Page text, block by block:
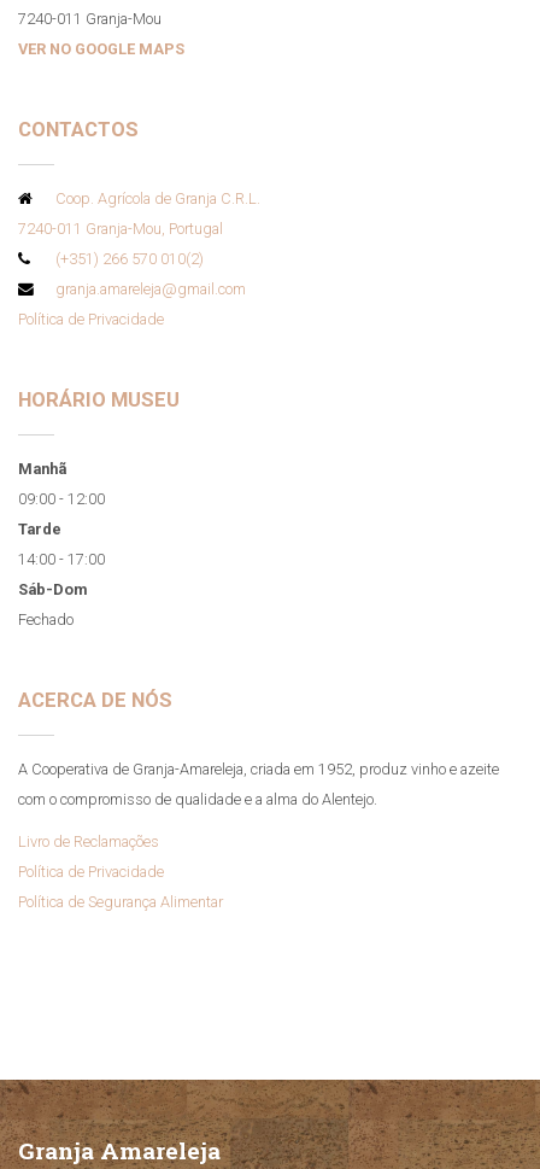
7240-011 Granja-Mou
VER NO GOOGLE MAPS
CONTACTOS
Coop. Agrícola de Granja C.R.L.
7240-011 Granja-Mou, Portugal
(+351) 266 570 010(2)
granja.amareleja@gmail.com
Política de Privacidade
HORÁRIO MUSEU
Manhã
09:00 - 12:00
Tarde
14:00 - 17:00
Sáb-Dom
Fechado
ACERCA DE NÓS
A Cooperativa de Granja-Amareleja, criada em 1952, produz vinho e azeite
com o compromisso de qualidade e a alma do Alentejo.
Livro de Reclamações
Política de Privacidade
Política de Segurança Alimentar
Granja Amareleja